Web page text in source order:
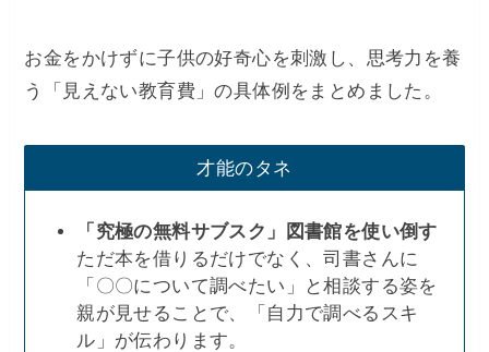
お金をかけずに子供の好奇心を刺激し、思考力を養
う「見えない教育費」の具体例をまとめました。
才能のタネ
「究極の無料サブスク」図書館を使い倒す
ただ本を借りるだけでなく、司書さんに
「〇〇について調べたい」と相談する姿を
親が見せることで、「自力で調べるスキ
ル」が伝わります。